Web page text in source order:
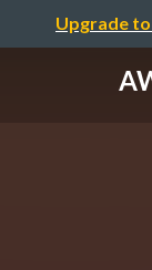
Upgrade